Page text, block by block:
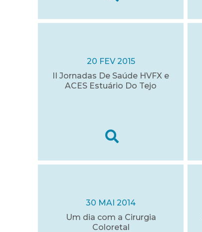
20 FEV 2015
II Jornadas De Saúde HVFX e
ACES Estuário Do Tejo
30 MAI 2014
Um dia com a Cirurgia
Coloretal